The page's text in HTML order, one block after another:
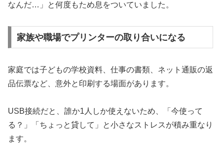
なんだ…」と何度もため息をついていました。
家族や職場でプリンターの取り合いになる
家庭では子どもの学校資料、仕事の書類、ネット通販の返
品伝票など、意外と印刷する場面があります。
USB接続だと、誰か1人しか使えないため、「今使って
る？」「ちょっと貸して」と小さなストレスが積み重なり
ます。